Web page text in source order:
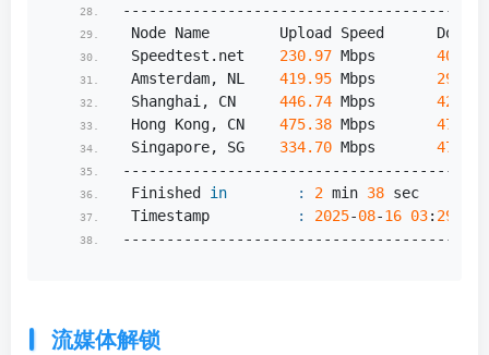
Node Name        Upload Speed
Speedtest. net 230.97 Mbps
Amsterdam, NL 419.95 Mbps 296.19
Shanghai, CN 446.74 Mbps 425.44
Hong Kong, CN 475.38 Mbps 477.89
Singapore, SG 334.70 Mbps 477.24
Finished in : 2 min 38 sec
Timestamp
: 2025-08-16 03: 29
流媒体解锁